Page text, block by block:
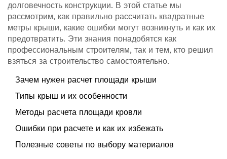
долговечность конструкции. В этой статье мы
рассмотрим, как правильно рассчитать квадратные
метры крыши, какие ошибки могут возникнуть и как их
предотвратить. Эти знания понадобятся как
профессиональным строителям, так и тем, кто решил
взяться за строительство самостоятельно.
Зачем нужен расчет площади крыши
Типы крыш и их особенности
Методы расчета площади кровли
Ошибки при расчете и как их избежать
Полезные советы по выбору материалов